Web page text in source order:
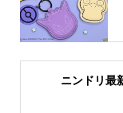
ニンドリ最